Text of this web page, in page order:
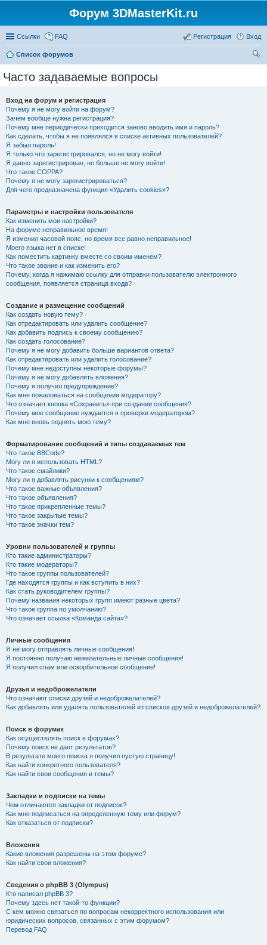
Форум 3DMasterKit.ru
Ссылки FAQ Вход
Регистрация
Список форумов
Часто задаваемые вопросы
Вход на форум и регистрация
Почему я не могу войти на форум?
Зачем вообще нужна регистрация?
Почему мне периодически приходится заново вводить имя и пароль?
Как сделать, чтобы я не появлялся в списке активных пользователей?
Я забыл пароль!
Я только что зарегистрировался, но не могу войти!
Я давно зарегистрирован, но больше не могу войти!
Что такое COPPA?
Почему я не могу зарегистрироваться?
Для чего предназначена функция «Удалить cookies»?
Параметры и настройки пользователя
Как изменить мои настройки?
На форуме неправильное время!
Я изменил часовой пояс, но время все равно неправильное!
Моего языка нет в списке!
Как поместить картинку вместе со своим именем?
Что такое звание и как изменить его?
Почему, когда я нажимаю ссылку для отправки пользователю электронного
сообщения, появляется страница входа?
Создание и размещение сообщений
Как создать новую тему?
Как отредактировать или удалить сообщение?
Как добавить подпись к своему сообщению?
Как создать голосование?
Почему я не могу добавить больше вариантов ответа?
Как отредактировать или удалить голосование?
Почему мне недоступны некоторые форумы?
Почему я не могу добавлять вложения?
Почему я получил предупреждение?
Как мне пожаловаться на сообщения модератору?
Что означает кнопка «Сохранить» при создании сообщения?
Почему мое сообщение нуждается в проверки модератором?
Как мне вновь поднять мою тему?
Форматирование сообщений и типы создаваемых тем
Что такое BBCode?
Могу ли я использовать HTML?
Что такое смайлики?
Могу ли я добавлять рисунки к сообщениям?
Что такое важные объявления?
Что такое объявления?
Что такое прикрепленные темы?
Что такое закрытые темы?
Что такое значки тем?
Уровни пользователей и группы
Кто такие администраторы?
Кто такие модераторы?
Что такое группы пользователей?
Где находятся группы и как вступить в них?
Как стать руководителем группы?
Почему названия некоторых групп имеют разные цвета?
Что такое группа по умолчанию?
Что означает ссылка «Команда сайта»?
Личные сообщения
Я не могу отправлять личные сообщения!
Я постоянно получаю нежелательные личные сообщения!
Я получил спам или оскорбительное сообщение!
Друзья и недоброжелатели
Что означают списки друзей и недоброжелателей?
Как добавлять или удалять пользователей из списков друзей и недоброжелателей?
Поиск в форумах
Как осуществлять поиск в форумах?
Почему поиск не дает результатов?
В результате моего поиска я получил пустую страницу!
Как найти конкретного пользователя?
Как найти свои сообщения и темы?
Закладки и подписки на темы
Чем отличаются закладки от подписок?
Как мне подписаться на определенную тему или форум?
Как отказаться от подписки?
Вложения
Какие вложения разрешены на этом форуме?
Как найти свои вложения?
Сведения о phpBB 3 (Olympus)
Кто написал phpBB 3?
Почему здесь нет такой-то функции?
С кем можно связаться по вопросам некорректного использования или
юридических вопросов, связанных с этим форумом?
Перевод FAQ